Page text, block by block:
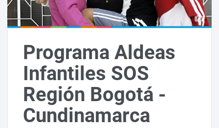
Programa Aldeas
Infantiles SOS
Región Bogotá -
Cundinamarca